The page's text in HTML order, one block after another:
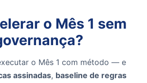
o Mês 1 sem
o Mês 1 com método — e
assinadas, baseline de regras